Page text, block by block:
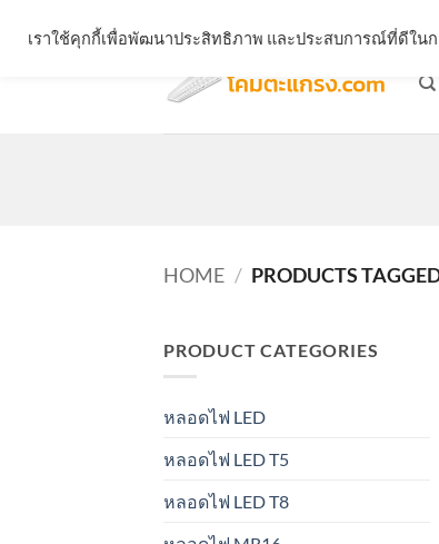
HOME / PRODUCTS
PRODUCT CATEGORIES
หลอดไฟ LED
หลอดไฟ LED T5
หลอดไฟ LED T8
เราใช้คุกกี้เพื่อพัฒนาประสิทธิภาพ และประสบการณ์ที่ดีใ